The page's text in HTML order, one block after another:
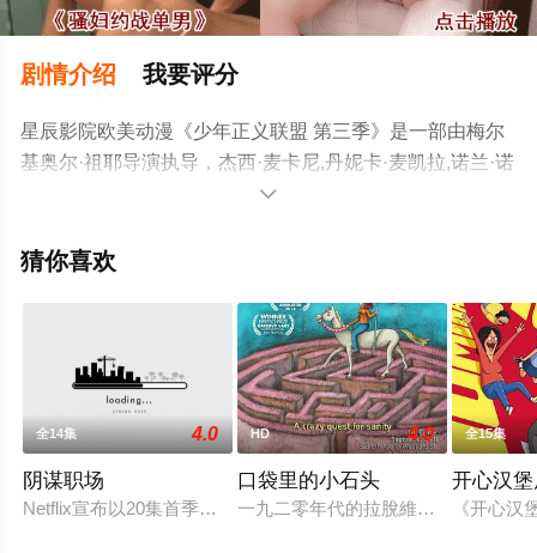
剧情介绍 我要评分
星辰影院欧美动漫《少年正义联盟 第三季》是一部由梅尔
基奥尔·祖耶导演执导，杰西·麦卡尼,丹妮卡·麦凯拉,诺兰·诺
斯,卡里·佩顿,斯蒂芬妮·勒梅林,杰森·马斯登,布鲁斯·格林伍
里·洛文塔尔,迪·布拉雷·贝克尔等明星精彩演绎的美国动
无删减完整版动漫全集就来星辰影视，更多相关信息可移
步至豆瓣动漫、电视猫或剧情网等平台了解。

猜你喜欢
全14集 4.0
阴谋职场
Netflix宣布以20集首季预订Shion Takeuchi负责的动画剧《阴谋
HD 4.0
口袋里的小石头
一九二零年代的拉脫維亞，美麗聰慧
全15集
开心汉
《开心汉